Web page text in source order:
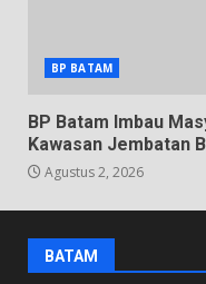
BP BATAM
BP Batam Imbau
Kawasan Jembatan
Agustus 2, 2026
BATAM